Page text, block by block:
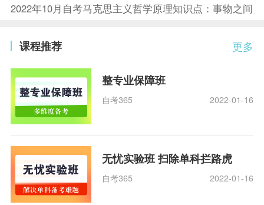
2022年10月自考马克思主义哲学原理知识点：事物之间
更多
课程推荐
整专业保障班
自考365 2022-01-16
无忧实验班 扫除单科拦路虎
自考365 2022-01-16